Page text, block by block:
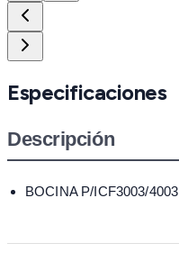
Especificaciones
Descripción
BOCINA P/ICF3003/4003